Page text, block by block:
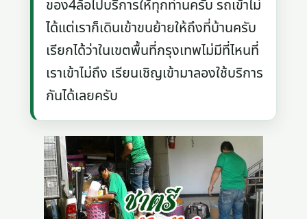
ของ4ล้อไปบริการให้ทุกท่านครับ รถเข้าไม่
ได้แต่เราก็เดินเข้าขนย้ายให้ถึงที่บ้านครับ
เรียกได้ว่าในเขตพื้นที่กรุงเทพไม่มีที่ไหนที่
เราเข้าไม่ถึง เรียนเชิญเข้ามาลองใช้บริการ
กันได้เลยครับ